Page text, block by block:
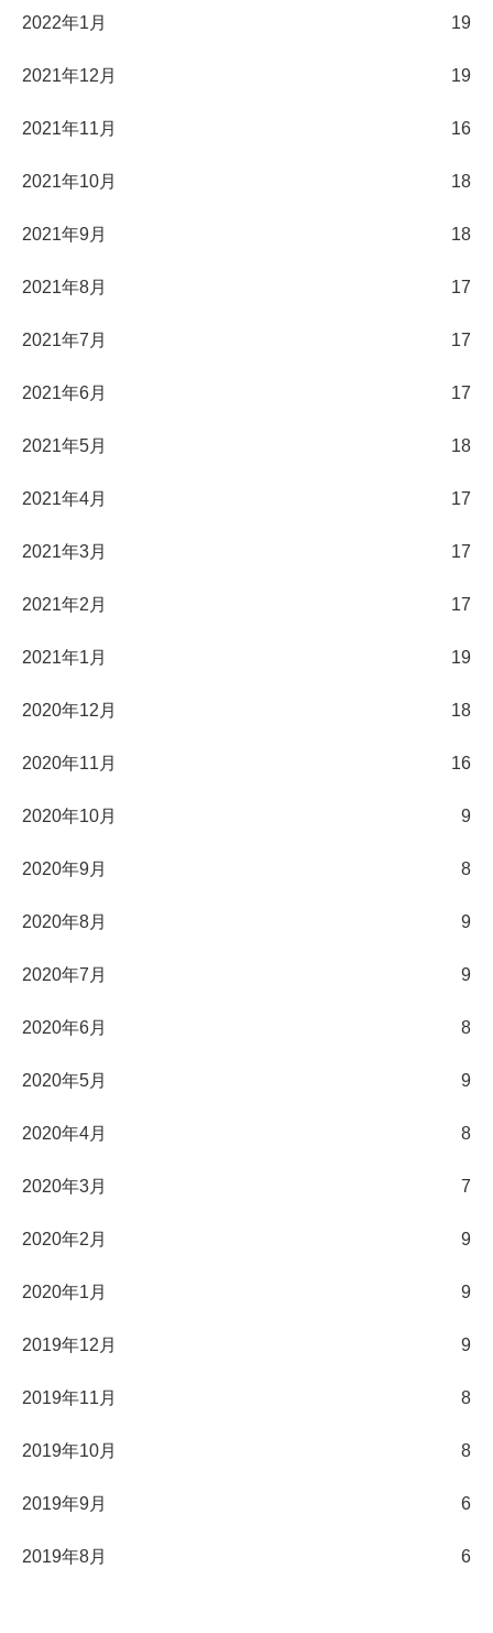
2022年1月 19
2021年12月 19
2021年11月 16
2021年10月 18
2021年9月 18
2021年8月 17
2021年7月 17
2021年6月 17
2021年5月 18
2021年4月 17
2021年3月 17
2021年2月 17
2021年1月 19
2020年12月 18
2020年11月 16
2020年10月 9
2020年9月 8
2020年8月 9
2020年7月 9
2020年6月 8
2020年5月 9
2020年4月 8
2020年3月 7
2020年2月 9
2020年1月 9
2019年12月 9
2019年11月 8
2019年10月 8
2019年9月 6
2019年8月 6